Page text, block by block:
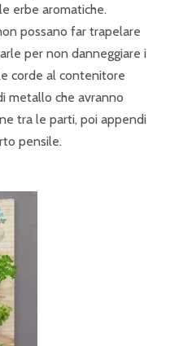
erbe aromatiche.
possano far trapelare
per non danneggiare i
corde al contenitore
metallo che avranno
tra le parti, poi appendi
pensile.